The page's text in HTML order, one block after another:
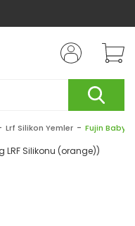
Lrf Silikon Yemler Fujin Baby